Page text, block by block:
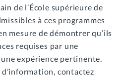
de l’École supérieure de
à ces programmes
mesure de démontrer qu’ils
requises par une
expérience pertinente.
contactez